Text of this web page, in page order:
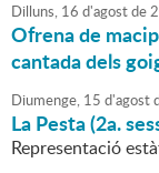
Dilluns, 16 d'agostde
Ofrena de
cantada dels
Diumenge, 15 d'agost
La Pesta (2a.
Representació